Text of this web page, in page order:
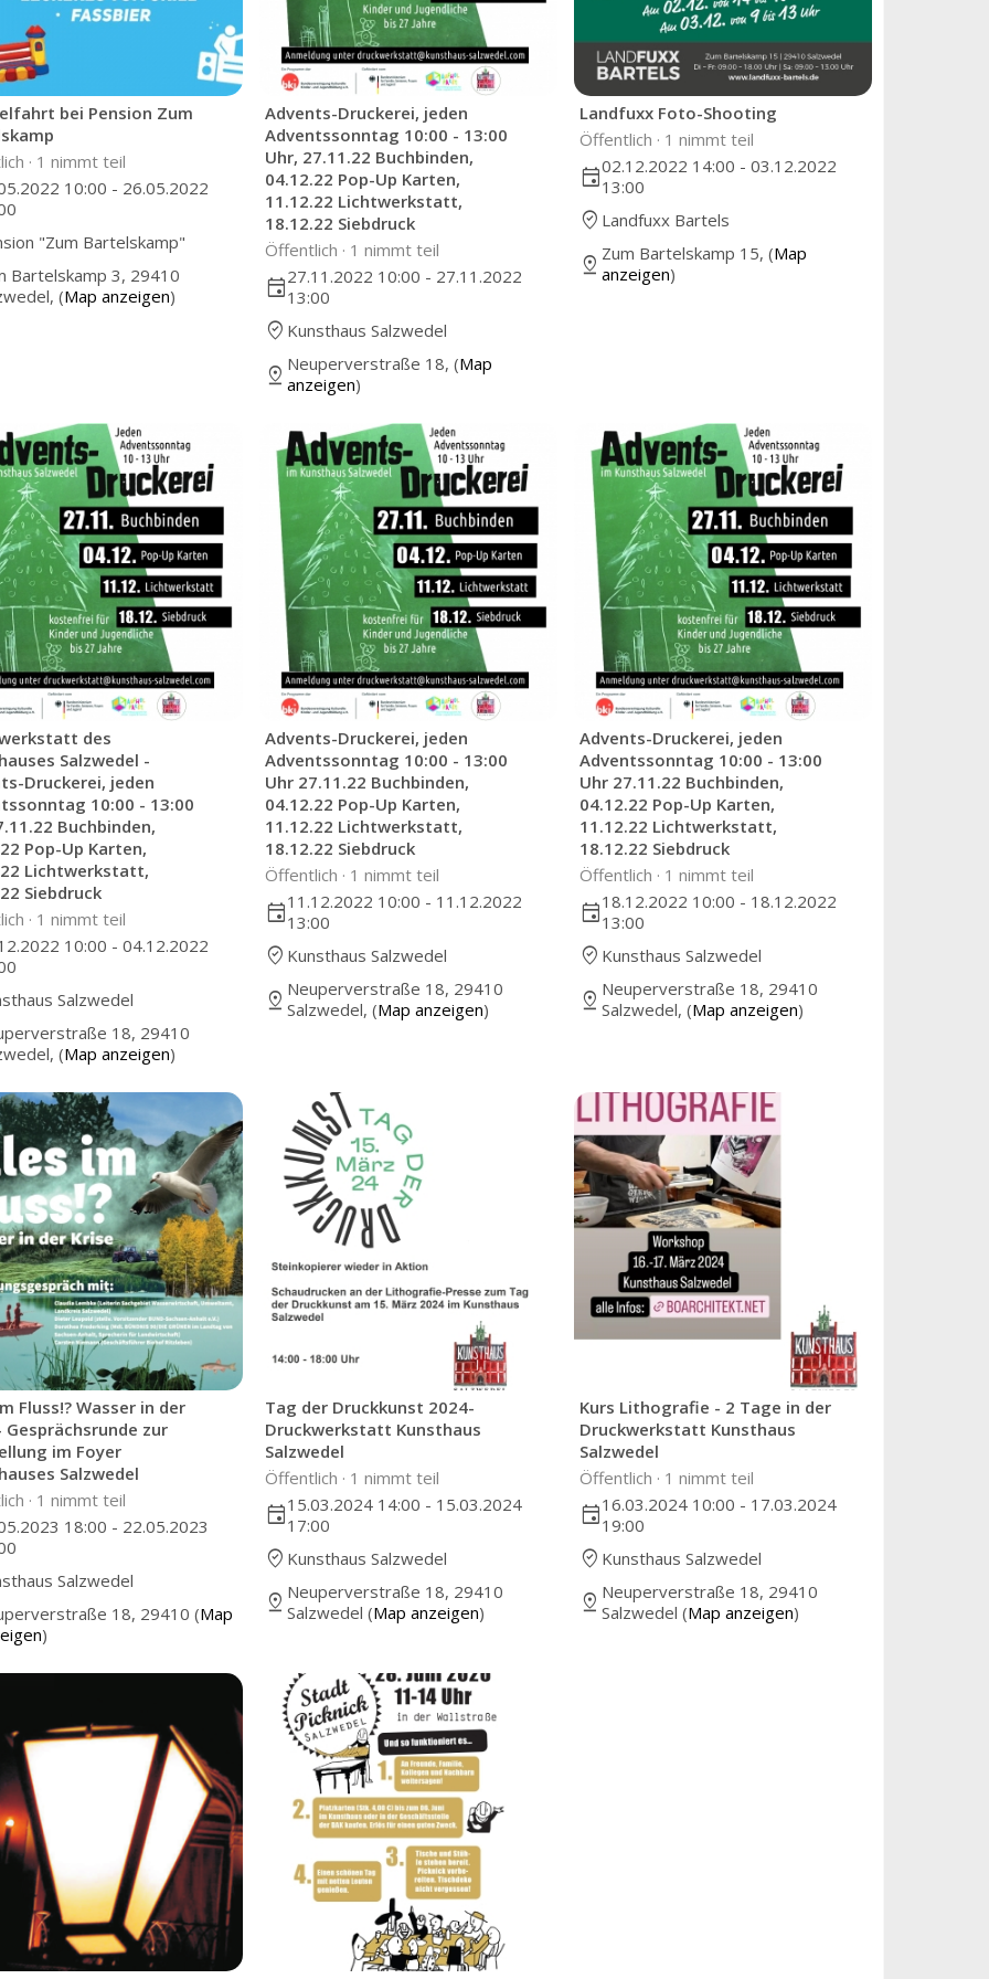
bei Pension Zum
· 1 nimmt teil
10:00 - 26.05.2022
"Zum Bartelskamp"
Bartelskamp 3, 29410
(Map anzeigen)
Advents-Druckerei, jeden
Adventssonntag 10:00 - 13:00
Uhr, 27.11.22 Buchbinden,
04.12.22 Pop-Up Karten,
11.12.22 Lichtwerkstatt,
18.12.22 Siebdruck
Öffentlich · 1 nimmt teil
event27.11.2022 10:00 - 27.11.2022
13:00
where_to_vote Kunsthaus Salzwedel
pin_drop Neuperverstraße 18, (Map
anzeigen)
Landfuxx Foto-Shooting
Öffentlich · 1 nimmt teil
event02.12.2022 14:00 - 03.12.2022
13:00
where_to_vote Landfuxx Bartels
pin_drop Zum Bartelskamp 15, (Map
anzeigen)
des
Salzwedel -
Druckerei, jeden
10:00 - 13:00
Buchbinden,
Pop-Up Karten,
Lichtwerkstatt,
Siebdruck
· 1 nimmt teil
10:00 - 04.12.2022
Salzwedel
18, 29410
(Map anzeigen)
Advents-Druckerei, jeden
Adventssonntag 10:00 - 13:00
Uhr 27.11.22 Buchbinden,
04.12.22 Pop-Up Karten,
11.12.22 Lichtwerkstatt,
18.12.22 Siebdruck
Öffentlich · 1 nimmt teil
event11.12.2022 10:00 - 11.12.2022
13:00
where_to_vote Kunsthaus Salzwedel
pin_drop Neuperverstraße 18, 29410
Salzwedel, (Map anzeigen)
Advents-Druckerei, jeden
Adventssonntag 10:00 - 13:00
Uhr 27.11.22 Buchbinden,
04.12.22 Pop-Up Karten,
11.12.22 Lichtwerkstatt,
18.12.22 Siebdruck
Öffentlich · 1 nimmt teil
event18.12.2022 10:00 - 18.12.2022
13:00
where_to_vote Kunsthaus Salzwedel
pin_drop Neuperverstraße 18, 29410
Salzwedel, (Map anzeigen)
Fluss!? Wasser in der
Gesprächsrunde zur
im Foyer
Salzwedel
· 1 nimmt teil
18:00 - 22.05.2023
Salzwedel
18, 29410 (Map
)
Tag der Druckkunst 2024-
Druckwerkstatt Kunsthaus
Salzwedel
Öffentlich · 1 nimmt teil
event15.03.2024 14:00 - 15.03.2024
17:00
where_to_vote Kunsthaus Salzwedel
pin_drop Neuperverstraße 18, 29410
Salzwedel (Map anzeigen)
Kurs Lithografie - 2 Tage in der
Druckwerkstatt Kunsthaus
Salzwedel
Öffentlich · 1 nimmt teil
event16.03.2024 10:00 - 17.03.2024
19:00
where_to_vote Kunsthaus Salzwedel
pin_drop Neuperverstraße 18, 29410
Salzwedel (Map anzeigen)